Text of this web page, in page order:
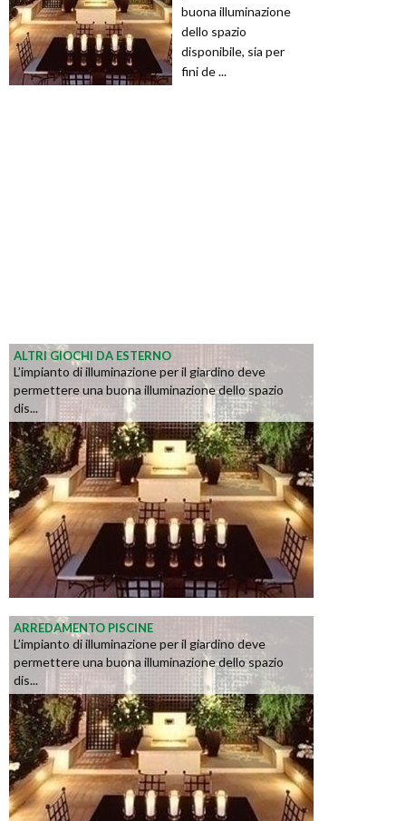
buona illuminazione
dello spazio
disponibile, sia per
fini de ...
ALTRI GIOCHI DA ESTERNO
L’impianto di illuminazione per il giardino deve
permettere una buona illuminazione dello spazio
dis...
ARREDAMENTO PISCINE
L’impianto di illuminazione per il giardino deve
permettere una buona illuminazione dello spazio
dis...